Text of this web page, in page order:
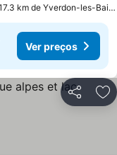
Les Fourgs, a 17.3 km de Yverdon-les-Bains
Ver preços
Partilhar